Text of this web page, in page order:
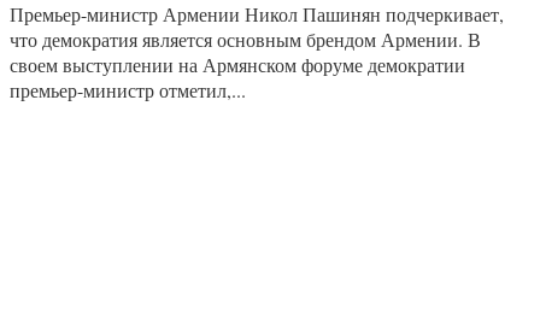
Премьер-министр Армении Никол Пашинян подчеркивает,
что демократия является основным брендом Армении. В
своем выступлении на Армянском форуме демократии
премьер-министр отметил,...